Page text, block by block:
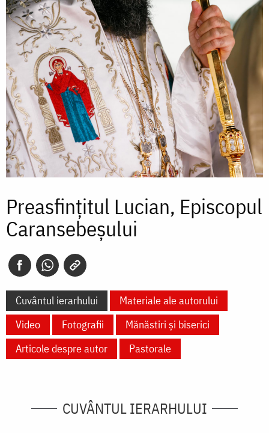
Preasfințitul Lucian, Episcopul
Caransebeșului
Cuvântul ierarhului
Materiale ale autorului
Video
Fotografii
Mănăstiri și biserici
Articole despre autor
Pastorale
CUVÂNTUL IERARHULUI